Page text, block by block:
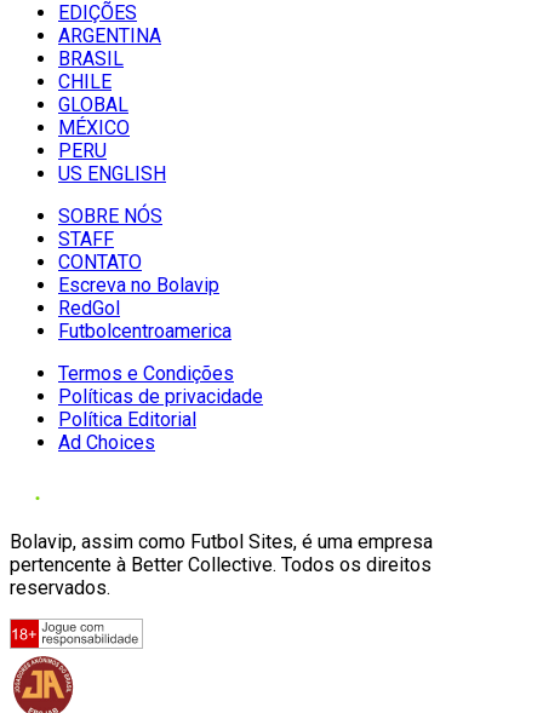
EDIÇÕES
ARGENTINA
BRASIL
CHILE
GLOBAL
MÉXICO
PERU
US ENGLISH
SOBRE NÓS
STAFF
CONTATO
Escreva no Bolavip
RedGol
Futbolcentroamerica
Termos e Condições
Políticas de privacidade
Política Editorial
Ad Choices
Bolavip, assim como Futbol Sites, é uma empresa
pertencente à Better Collective. Todos os direitos
reservados.